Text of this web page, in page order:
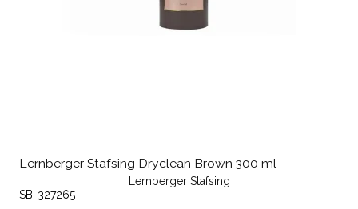
Lernberger Stafsing Dryclean Brown 300 ml
Lernberger Stafsing
SB-327265